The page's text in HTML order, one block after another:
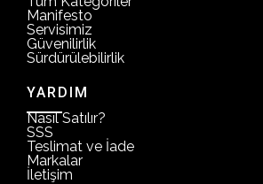
Manifesto
Servisimiz
Güvenilirlik
Sürdürülebilirlik
YARDIM
Nasıl Satılır?
SSS
Teslimat ve İade
Markalar
İletişim